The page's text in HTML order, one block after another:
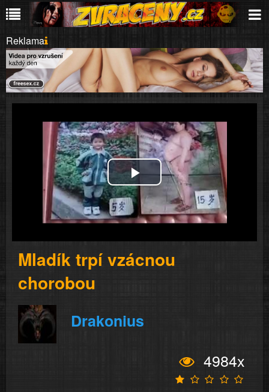
Reklama
Play
Video
Mladík trpí vzácnou
chorobou
Drakonius
4984x